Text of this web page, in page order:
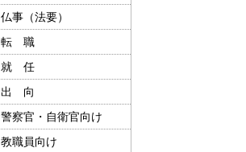
仏事（法要）
転 職
就 任
出 向
警察官・自衛官向け
教職員向け